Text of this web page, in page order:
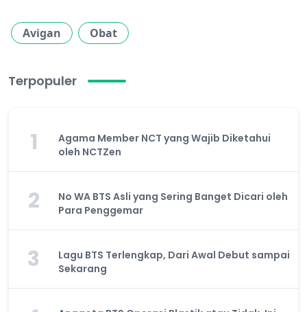
Avigan Obat
Terpopuler
1
Agama Member NCT yang Wajib Diketahui
oleh NCTZen
2
No WA BTS Asli yang Sering Banget Dicari oleh
Para Penggemar
3
Lagu BTS Terlengkap, Dari Awal Debut sampai
Sekarang